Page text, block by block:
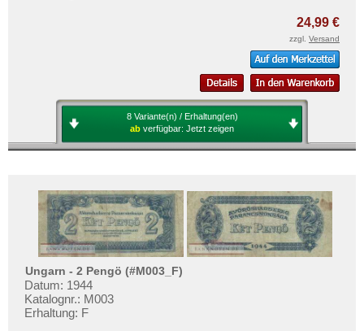
24,99 €
zzgl. Versand
8 Variante(n) / Erhaltung(en)
ab verfügbar: Jetzt zeigen
Ungarn - 2 Pengö (#M003_F)
Datum: 1944
Katalognr.: M003
Erhaltung: F